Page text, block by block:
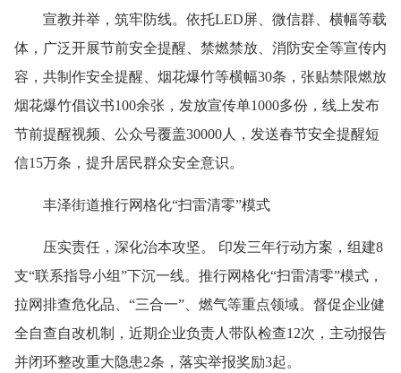
宣教并举，筑牢防线。依托LED屏、微信群、横幅等载
体，广泛开展节前安全提醒、禁燃禁放、消防安全等宣传内
容，共制作安全提醒、烟花爆竹等横幅30条，张贴禁限燃放
烟花爆竹倡议书100余张，发放宣传单1000多份，线上发布
节前提醒视频、公众号覆盖30000人，发送春节安全提醒短
信15万条，提升居民群众安全意识。
丰泽街道推行网格化“扫雷清零”模式
压实责任，深化治本攻坚。 印发三年行动方案，组建8
支“联系指导小组”下沉一线。推行网格化“扫雷清零”模式，
拉网排查危化品、“三合一”、燃气等重点领域。督促企业健
全自查自改机制，近期企业负责人带队检查12次，主动报告
并闭环整改重大隐患2条，落实举报奖励3起。